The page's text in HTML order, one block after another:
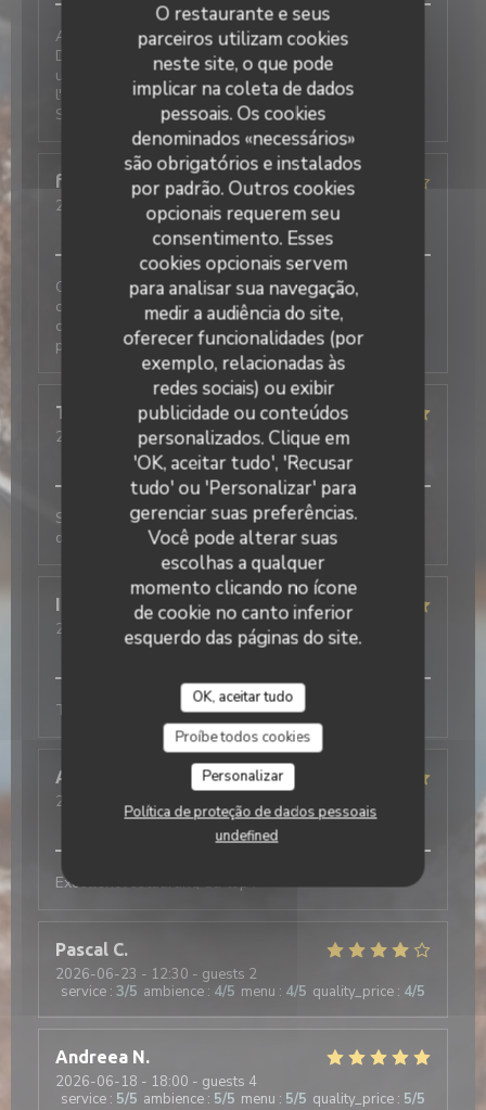
O restaurante e seus
parceiros utilizam cookies
neste site, o que pode
implicar na coleta de dados
pessoais. Os cookies
denominados «necessários»
são obrigatórios e instalados
por padrão. Outros cookies
opcionais requerem seu
consentimento. Esses
cookies opcionais servem
para analisar sua navegação,
medir a audiência do site,
oferecer funcionalidades (por
exemplo, relacionadas às
redes sociais) ou exibir
publicidade ou conteúdos
personalizados. Clique em
'OK, aceitar tudo', 'Recusar
tudo' ou 'Personalizar' para
gerenciar suas preferências.
Você pode alterar suas
escolhas a qualquer
momento clicando no ícone
de cookie no canto inferior
esquerdo das páginas do site.
OK, aceitar tudo
Proíbe todos cookies
Personalizar
Política de proteção de dados pessoais
undefined
Au Café Plume, on est toujours très bien accueillis.
Deux très bonnes expériences de réservation, l'une
un midi pour une petite table (4 adultes, 2 bébés),
l'autre pour un petit déjeuner professionnel à l'étage.
Service impeccable, plats quali. Je recommande
fabienne
R
2026-07-06
- 20:00 - guests 2
ambience:3 /5 menu: 2/5 quality_price
Cette note est liée au fait que nous avons fait le
choix de quitter le restaurant avant de commander
car nous avons aperçu une souris dans la salle. Je ne
peux pas évaluer le reste.
Tiffany
2026-07-06 - 12:30 - guests 3
/5 ambience: 5/5 menu 5/5 quality_price
Service rapide et agréable, cuisine délicieuse comme
d'habitude! Merci beaucoup
Isabelle
S
2026-06-29- 12:30 - guests 2
/5 ambience :5/5 menu:5/5 quality_price
Très bons plats, joli cadre, et service pro.
Alaric
2026-06-24 - 20:00 - guests 2
5/5 ambience:5/5 menu:5/5 quality_price
Excellent restaurant, au top !
Pascal C
2026-06-23 - 12:30 - guests 2
service : 3/5 ambience : 4/5 menu : 4/5 quality_price : 4/5
Andreea N
2026-06-18 - 18:00 - guests 4
service : 5/5 ambience : 5/5 menu : 5/5 quality_price : 5/5